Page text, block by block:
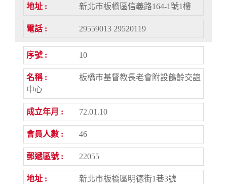
新北市板橋區信義路164-1號1樓
29559013 29520119
10
板橋市基督教長老會附設鶴齡交誼
中心
72.01.10
46
22055
新北市板橋區明德街1巷3號